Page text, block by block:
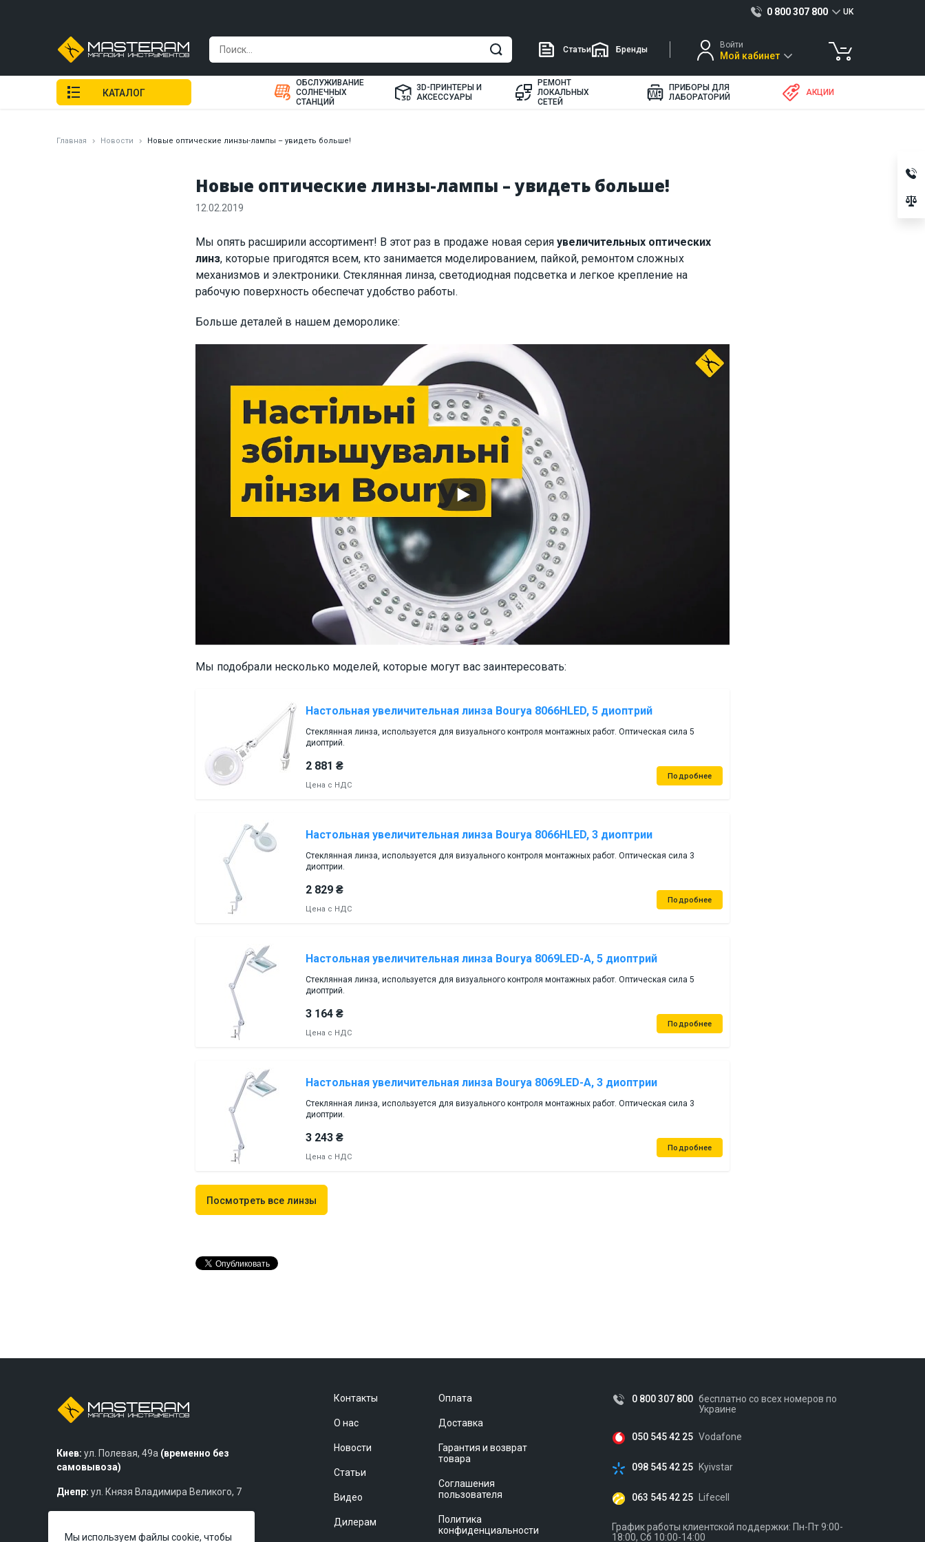
Новые оптические линзы-лампы – увидеть больше!
Главная Новости Новые оптические линзы-лампы – увидеть больше!
12.02.2019
Мы опять расширили ассортимент! В этот раз в продаже новая серия увеличительных оптических
линз, которые пригодятся всем, кто занимается моделированием, пайкой, ремонтом сложных
механизмов и электроники. Стеклянная линза, светодиодная подсветка и легкое крепление на
рабочую поверхность обеспечат удобство работы.
Больше деталей в нашем деморолике:
Мы подобрали несколько моделей, которые могут вас заинтересовать:
Настольная увеличительная линза Bourya 8066HLED, 5 диоптрий
Стеклянная линза, используется для визуального контроля монтажных работ. Оптическая сила 5
диоптрий.
2 881 ₴
Цена с НДС
Подробнее
Настольная увеличительная линза Bourya 8066HLED, 3 диоптрии
Стеклянная линза, используется для визуального контроля монтажных работ. Оптическая сила 3
диоптрии.
2 829 ₴
Цена с НДС
Подробнее
Настольная увеличительная линза Bourya 8069LED-A, 5 диоптрий
Стеклянная линза, используется для визуального контроля монтажных работ. Оптическая сила 5
диоптрий.
3 164 ₴
Цена с НДС
Подробнее
Настольная увеличительная линза Bourya 8069LED-A, 3 диоптрии
Стеклянная линза, используется для визуального контроля монтажных работ. Оптическая сила 3
диоптрии.
3 243 ₴
Цена с НДС
Подробнее
Посмотреть все линзы
0 800 307 800 UK
Статьи Бренды Войти
Мой кабинет
КАТАЛОГ
ОБСЛУЖИВАНИЕ
СОЛНЕЧНЫХ
СТАНЦИЙ
3D-ПРИНТЕРЫ И
АКСЕССУАРЫ
РЕМОНТ
ЛОКАЛЬНЫХ
СЕТЕЙ
ПРИБОРЫ ДЛЯ
ЛАБОРАТОРИЙ
АКЦИИ
Киев: ул. Полевая, 49а (временно без
самовывоза)
Днепр: ул. Князя Владимира Великого, 7
Контакты
О нас
Новости
Статьи
Видео
Дилерам
Оплата
Доставка
Гарантия и возврат
товара
Соглашения
пользователя
Политика
конфиденциальности
0 800 307 800 бесплатно со всех номеров по
Украине
050 545 42 25 Vodafone
098 545 42 25 Kyivstar
063 545 42 25 Lifecell
График работы клиентской поддержки: Пн-Пт 9:00-
18:00, Сб 10:00-14:00
Мы используем файлы cookie, чтобы